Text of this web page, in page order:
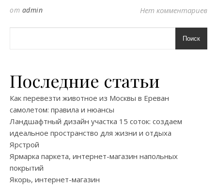
от admin Нет комментариев
Поиск
Последние статьи
Как перевезти животное из Москвы в Ереван
самолетом: правила и нюансы
Ландшафтный дизайн участка 15 соток: создаем
идеальное пространство для жизни и отдыха
Ярстрой
Ярмарка паркета, интернет-магазин напольных
покрытий
Якорь, интернет-магазин